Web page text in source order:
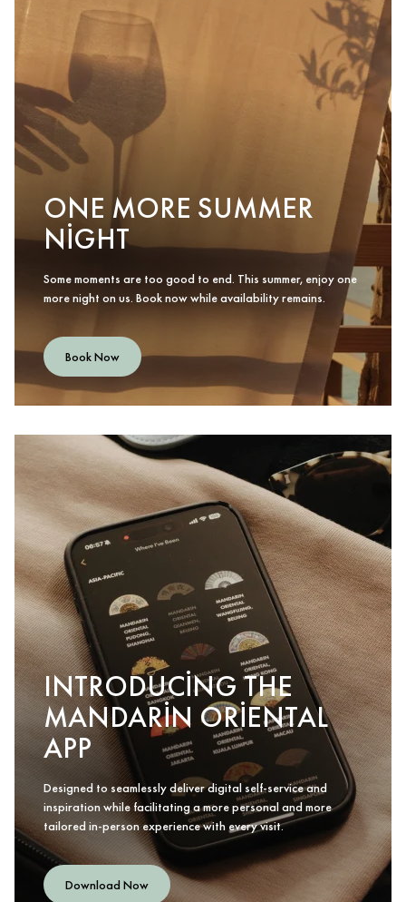
ONE MORE SUMMER
NIGHT
Some moments are too good to end. This summer, enjoy one
more night on us. Book now while availability remains.
Book Now
INTRODUCING THE
MANDARIN ORIENTAL
APP
Designed to seamlessly deliver digital self-service and
inspiration while facilitating a more personal and more
tailored in-person experience with every visit.
Download Now